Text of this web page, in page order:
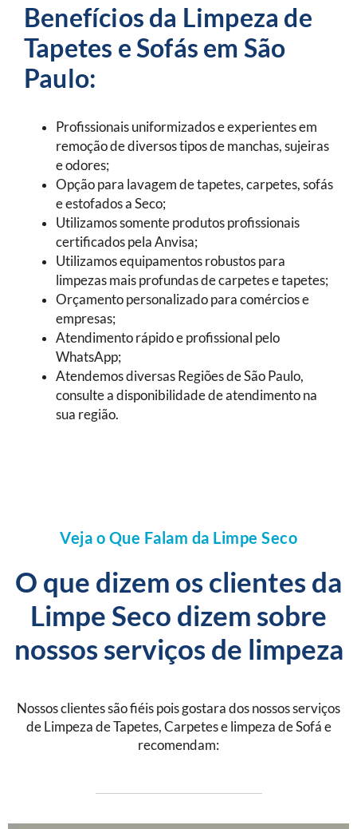
Benefícios da Limpeza de
Tapetes e Sofás em São
Paulo:
Profissionais uniformizados e experientes em
remoção de diversos tipos de manchas, sujeiras
e odores;
Opção para lavagem de tapetes, carpetes, sofás
e estofados a Seco;
Utilizamos somente produtos profissionais
certificados pela Anvisa;
Utilizamos equipamentos robustos para
limpezas mais profundas de carpetes e tapetes;
Orçamento personalizado para comércios e
empresas;
Atendimento rápido e profissional pelo
WhatsApp;
Atendemos diversas Regiões de São Paulo,
consulte a disponibilidade de atendimento na
sua região.
Veja o Que Falam da Limpe Seco
O que dizem os clientes da
Limpe Seco dizem sobre
nossos serviços de limpeza
Nossos clientes são fiéis pois gostara dos nossos serviços
de Limpeza de Tapetes, Carpetes e limpeza de Sofá e
recomendam: